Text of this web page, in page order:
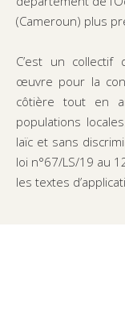
(Cameroun) plus
C’est un collectif
œuvre pour la
côtière tout en
populations
laïc et sans
loi n°67/LS/19 au
les textes